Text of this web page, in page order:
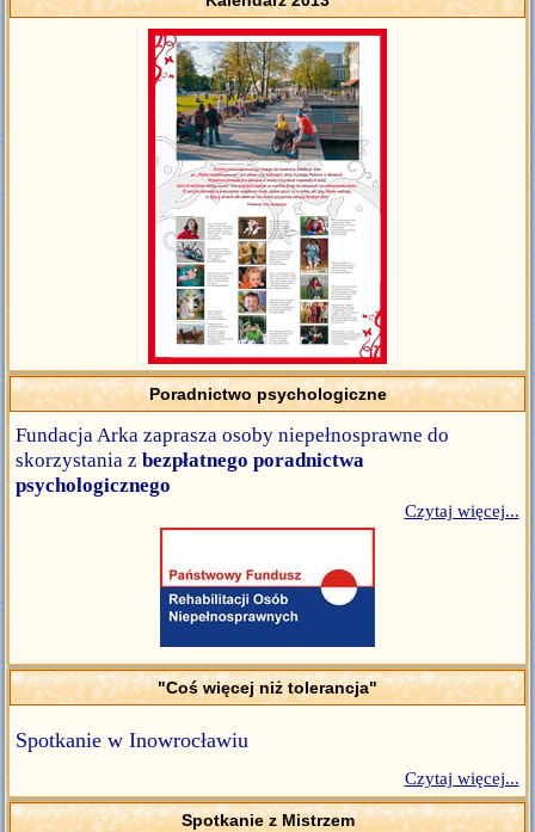
Poradnictwo psychologiczne
Fundacja Arka zaprasza osoby niepełnosprawne do
skorzystania zbezpłatnego poradnictwa
psychologicznego
Czytaj więcej...
"Coś więcej niż tolerancja"
Spotkanie w Inowrocławiu
Czytaj więcej...
Spotkanie z Mistrzem